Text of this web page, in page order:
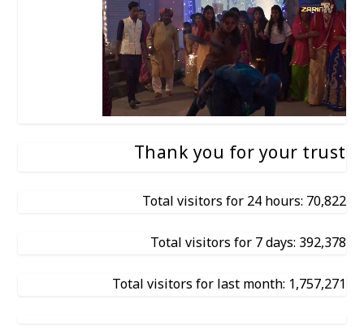
Thank you for your trust
Total visitors for 24 hours: 70,822
Total visitors for 7 days: 392,378
Total visitors for last month: 1,757,271